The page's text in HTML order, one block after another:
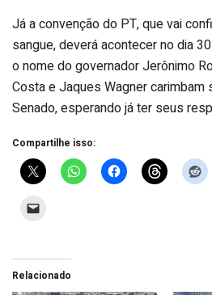
Já a convenção do PT, que vai
sangue, deverá acontecer no dia
o nome do governador Jerônimo
Costa e Jaques Wagner
Senado, esperando já ter seus
Compartilhe isso:
Relacionado